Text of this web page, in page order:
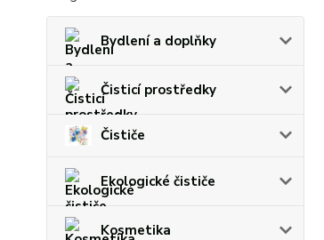
Bydlení a doplňky
Čisticí prostředky
Čističe
Ekologické čističe
Kosmetika